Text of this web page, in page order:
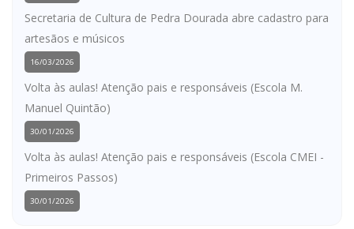
Secretaria de Cultura de Pedra Dourada abre cadastro para
artesãos e músicos
16/03/2026
Volta às aulas! Atenção pais e responsáveis (Escola M.
Manuel Quintão)
30/01/2026
Volta às aulas! Atenção pais e responsáveis (Escola CMEI -
Primeiros Passos)
30/01/2026